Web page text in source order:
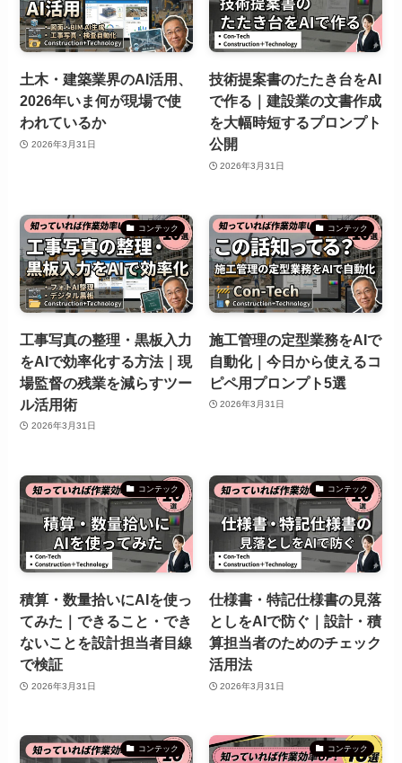
土木・建築業界のAI活用、
2026年いま何が現場で使
われているか
2026年3月31日
技術提案書のたたき台をAI
で作る｜建設業の文書作成
を大幅時短するプロンプト
公開
2026年3月31日
コンテック
工事写真の整理・黒板入力
をAIで効率化する方法｜現
場監督の残業を減らすツー
ル活用術
2026年3月31日
コンテック
施工管理の定型業務をAIで
自動化｜今日から使えるコ
ピペ用プロンプト5選
2026年3月31日
コンテック
積算・数量拾いにAIを使っ
てみた｜できること・でき
ないことを設計担当者目線
で検証
2026年3月31日
コンテック
仕様書・特記仕様書の見落
としをAIで防ぐ｜設計・積
算担当者のためのチェック
活用法
2026年3月31日
コンテック コンテック